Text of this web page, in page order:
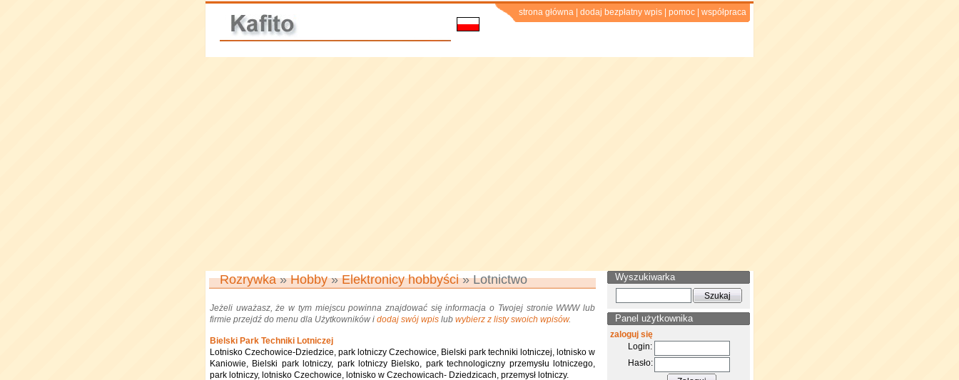
strona główna dodaj bezpłatny wpis pomoc współpraca
Rozrywka»Hobby»Elektronicy hobbyści» Lotnictwo
Jeżeli uważasz, że w tym miejscu powinna znajdować się informacja o Twojej stronie WWW lub
firmie przejdź do menu dla Użytkowników i dodaj swój wpis lub wybierz z listy swoich wpisów.
Bielski Park Techniki Lotniczej
Lotnisko Czechowice-Dziedzice, park lotniczy Czechowice, Bielski park techniki lotniczej, lotnisko w
Kaniowie, Bielski park lotniczy, park lotniczy Bielsko, park technologiczny przemysłu lotniczego,
park lotniczy, lotnisko Czechowice, lotnisko w Czechowicach- Dziedzicach, przemysł lotniczy.
Wyszukiwarka
Panel użytkownika
zaloguj się
Login:
Hasło: